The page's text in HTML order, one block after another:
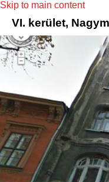
Skip to main content
VI. kerület,